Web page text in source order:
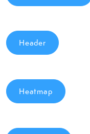
Header
Heatmap